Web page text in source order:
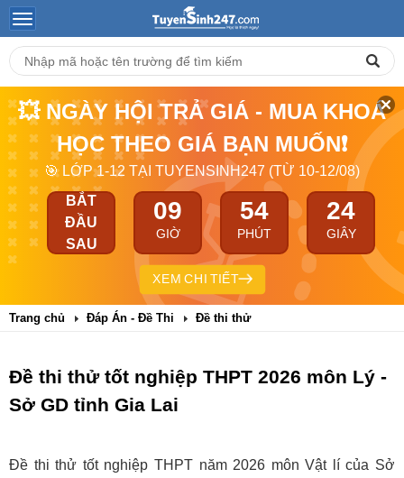
💥 NGÀY HỘI TRẢ GIÁ - MUA KHOÁ
HỌC THEO GIÁ BẠN MUỐN❗
🎯 LỚP 1-12 TẠI TUYENSINH247 (TỪ 10-12/08)
BẮT
ĐẦU
SAU
09
GIỜ
54
PHÚT
23
GIÂY
XEM CHI TIẾT
Trang chủ Đáp Án - Đề Thi Đề thi thử
Đề thi thử tốt nghiệp THPT 2026 môn Lý -
Sở GD tỉnh Gia Lai
Đề thi thử tốt nghiệp THPT năm 2026 môn Vật lí của Sở